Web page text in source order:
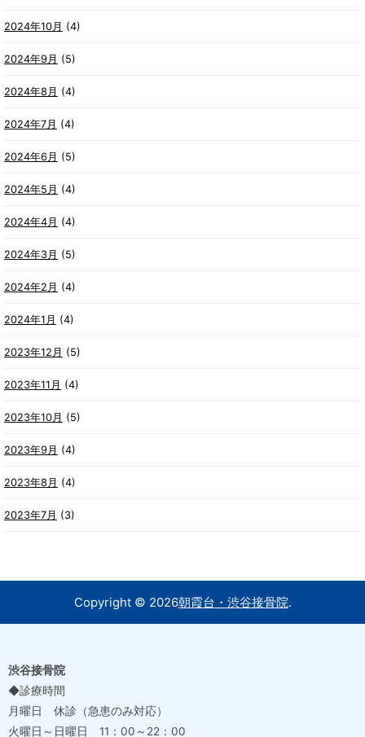
2024年10月 (4)
2024年9月 (5)
2024年8月 (4)
2024年7月 (4)
2024年6月 (5)
2024年5月 (4)
2024年4月 (4)
2024年3月 (5)
2024年2月 (4)
2024年1月 (4)
2023年12月 (5)
2023年11月 (4)
2023年10月 (5)
2023年9月 (4)
2023年8月 (4)
2023年7月 (3)
Copyright © 2026朝霞台・渋谷接骨院.
渋谷接骨院
◆診療時間
月曜日 休診（急患のみ対応）
火曜日～日曜日 11：00～22：00